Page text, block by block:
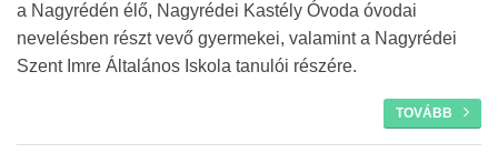
a Nagyrédén élő, Nagyrédei Kastély Óvoda óvodai
nevelésben részt vevő gyermekei, valamint a Nagyrédei
Szent Imre Általános Iskola tanulói részére.
TOVÁBB